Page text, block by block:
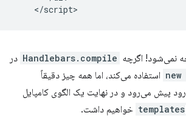
نمی‌شود! اگرچه Handlebars.compile در
استفاده می‌کند، اما همه چیز دقیقاً
پیش می‌رود و در نهایت یک الگوی کامپایل
خواهیم داشت.